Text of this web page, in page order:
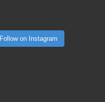
Follow on Instagram